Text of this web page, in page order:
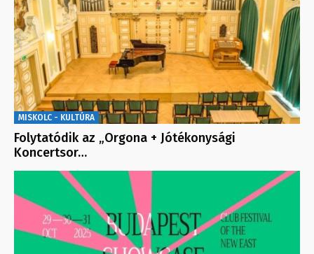
MISKOLC - KULTÚRA
Folytatódik az „Orgona + Jótékonysági
Koncertsor…